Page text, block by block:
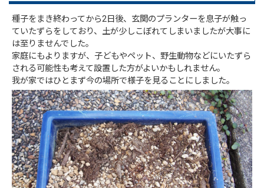
種子をまき終わってから2日後、玄関のプランターを息子が触っ
ていたずらをしており、土が少しこぼれてしまいましたが大事に
は至りませんでした。
家庭にもよりますが、子どもやペット、野生動物などにいたずら
される可能性も考えて設置した方がよいかもしれません。
我が家ではひとまず今の場所で様子を見ることにしました。